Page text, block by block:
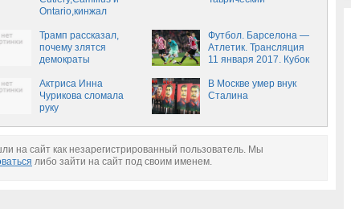
Ontario,кинжал
Трамп рассказал,
почему злятся
демократы
Футбол. Барселона —
Атлетик. Трансляция
11 января 2017. Кубок
1:8 финала
Актриса Инна
Чурикова сломала
руку
В Москве умер внук
Сталина
на сайт как незарегистрированный пользователь. Мы
либо зайти на сайт под своим именем.